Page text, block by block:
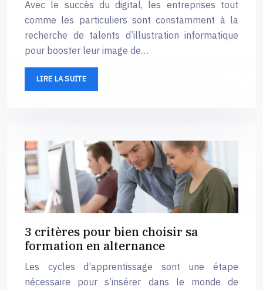
Avec le succès du digital, les entreprises tout
comme les particuliers sont constamment à la
recherche de talents d’illustration informatique
pour booster leur image de…
LIRE LA SUITE
3 critères pour bien choisir sa
formation en alternance
Les cycles d’apprentissage sont une étape
nécessaire pour s’insérer dans le monde de